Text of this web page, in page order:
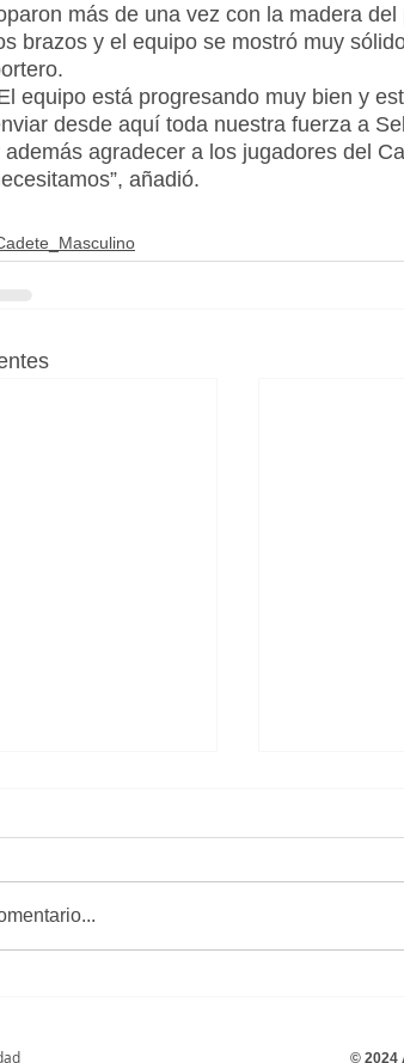
más de una vez con la madera
brazos y el equipo se mostró muy
equipo está progresando muy bien y
desde aquí toda nuestra fuerza a
además agradecer a los jugadores del
añadió.
© 2024